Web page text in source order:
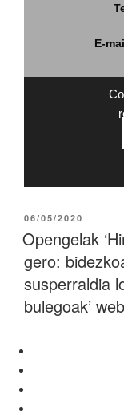
E-
06/05/2020
Opengelak
gero:
susperraldia
bulegoak’